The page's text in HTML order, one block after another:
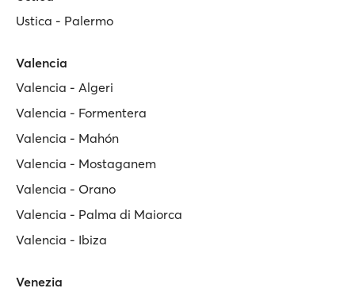
Ustica - Palermo
Valencia
Valencia - Algeri
Valencia - Formentera
Valencia - Mahón
Valencia - Mostaganem
Valencia - Orano
Valencia - Palma di Maiorca
Valencia - Ibiza
Venezia